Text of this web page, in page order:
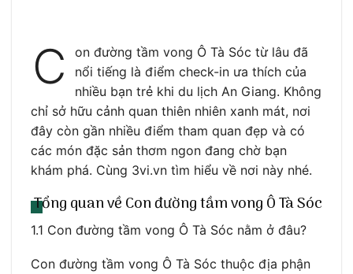
C
on đường tầm vong Ô Tà Sóc từ lâu đã
nổi tiếng là điểm check-in ưa thích của
nhiều bạn trẻ khi du lịch An Giang. Không
chỉ sở hữu cảnh quan thiên nhiên xanh mát, nơi
đây còn gần nhiều điểm tham quan đẹp và có
các món đặc sản thơm ngon đang chờ bạn
khám phá. Cùng 3vi.vn tìm hiểu về nơi này nhé.
Tổng quan về Con đường tầm vong Ô Tà Sóc
1.1 Con đường tầm vong Ô Tà Sóc nằm ở đâu?
Con đường tầm vong Ô Tà Sóc thuộc địa phận